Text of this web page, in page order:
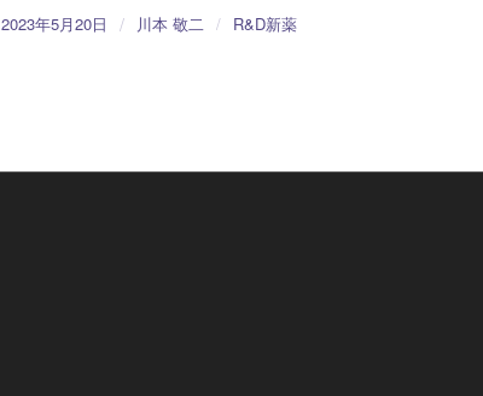
2023年5月20日 / 川本 敬二 / R&D新薬